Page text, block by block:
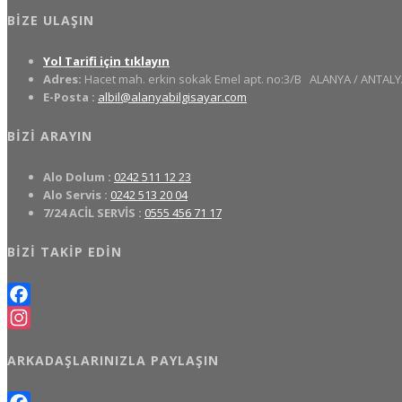
BIZE ULAŞIN
Yol Tarifi için tıklayın
Adres: Hacet mah. erkin sokak Emel apt. no:3/B ALANYA /
E-Posta : albil@alanyabilgisayar.com
BIZI ARAYIN
Alo Dolum : 0242 511 12 23
Alo Servis : 0242 513 20 04
7/24 ACİL SERVİS : 0555 456 71 17
BIZI TAKIP EDIN
Facebook
ARKADAŞLARINIZLA PAYLAŞIN